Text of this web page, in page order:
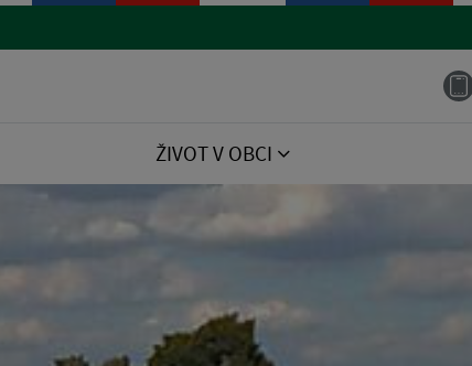
ŽIVOT V OBCI